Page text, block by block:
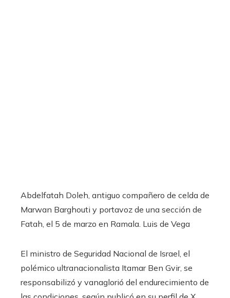
Abdelfatah Doleh, antiguo compañero de celda de
Marwan Barghouti y portavoz de una sección de
Fatah, el 5 de marzo en Ramala. Luis de Vega
El ministro de Seguridad Nacional de Israel, el
polémico ultranacionalista Itamar Ben Gvir, se
responsabilizó y vanaglorió del endurecimiento de